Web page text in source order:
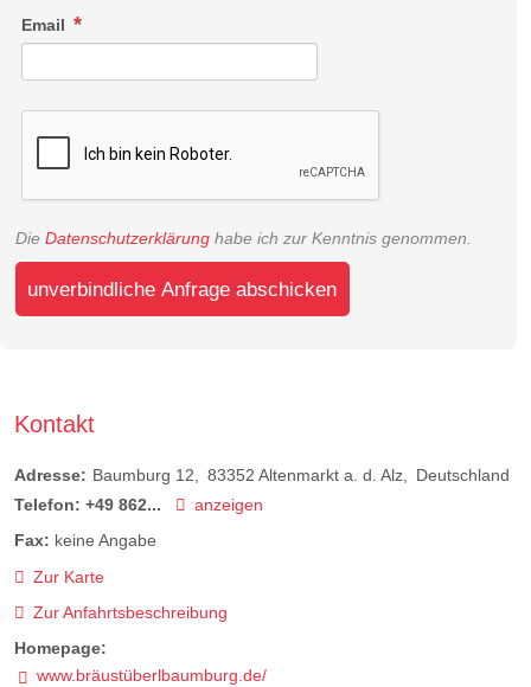
Email
Die Datenschutzerklärung habe ich zur Kenntnis genommen.
unverbindliche Anfrage abschicken
Kontakt
Adresse: Baumburg 12 83352 Altenmarkt a. d. Alz
Deutschland
Telefon: +49 862...
anzeigen
Fax: keine Angabe
Zur Karte
Zur Anfahrtsbeschreibung
Homepage:
www.bräustüberlbaumburg.de/